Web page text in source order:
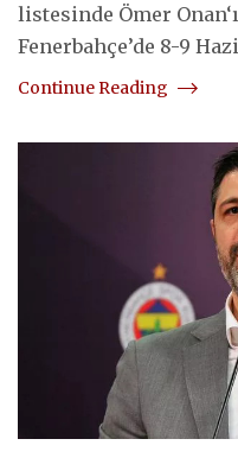
listesinde Ömer
Fenerbahçe’de 8-9
Continue Reading